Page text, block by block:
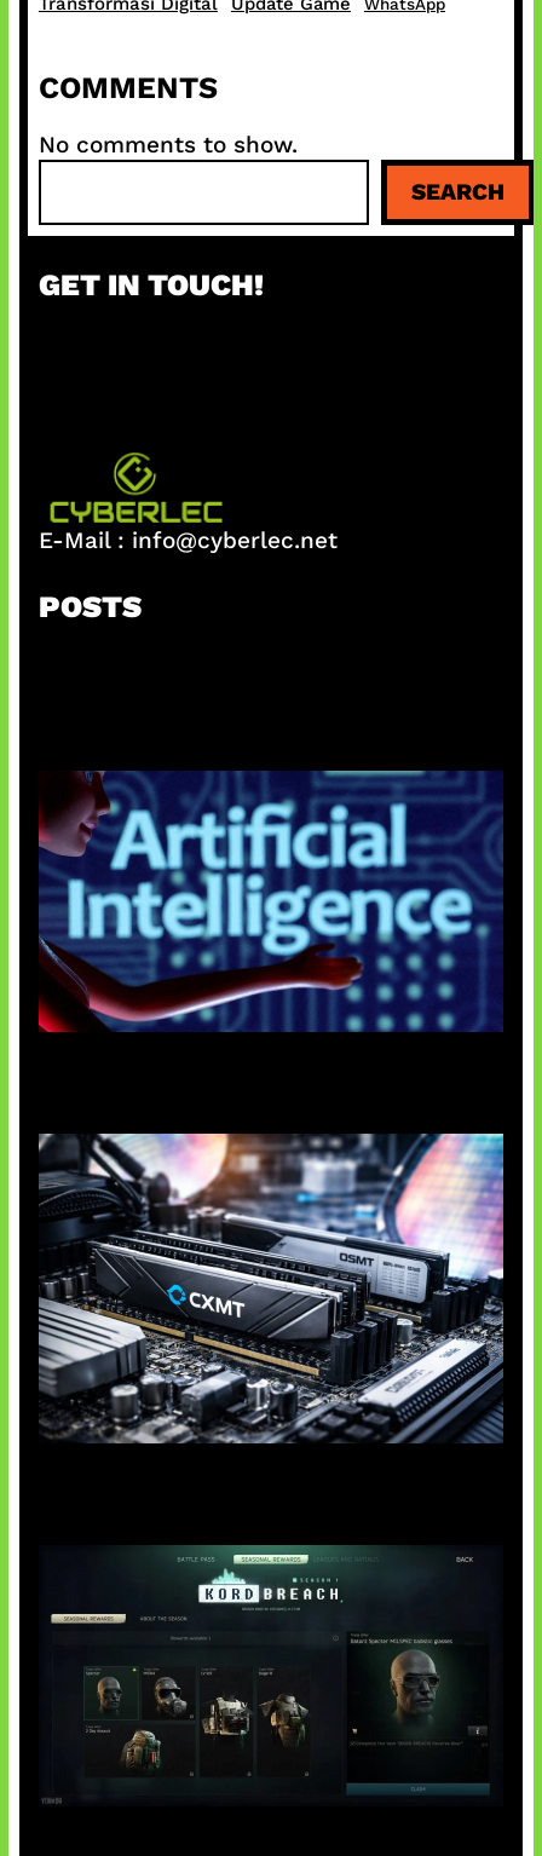
COMMENTS
No comments to show.
a
c
SEARCH
GET IN TOUCH!
E-Mail : info@cyberlec.net
POSTS